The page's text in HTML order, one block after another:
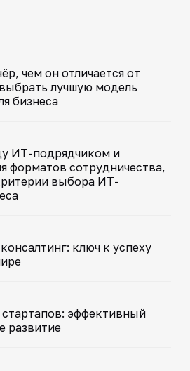
чем он отличается от
лучшую модель
бизнеса
ИТ-подрядчиком и
форматов сотрудничества,
выбора ИТ-
ключ к успеху
эффективный
развитие